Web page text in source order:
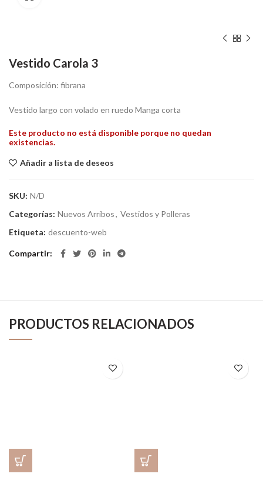
Vestido Carola 3
Composición: fibrana
Vestido largo con volado en ruedo Manga corta
Este producto no está disponible porque no quedan
existencias.
Añadir a lista de deseos
SKU: N/D
Categorías: Nuevos Arribos, Vestidos y Polleras
Etiqueta: descuento-web
Compartir
PRODUCTOS RELACIONADOS